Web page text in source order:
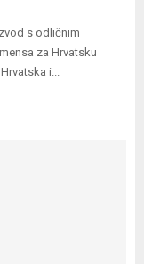
s odličnim
za Hrvatsku
i...